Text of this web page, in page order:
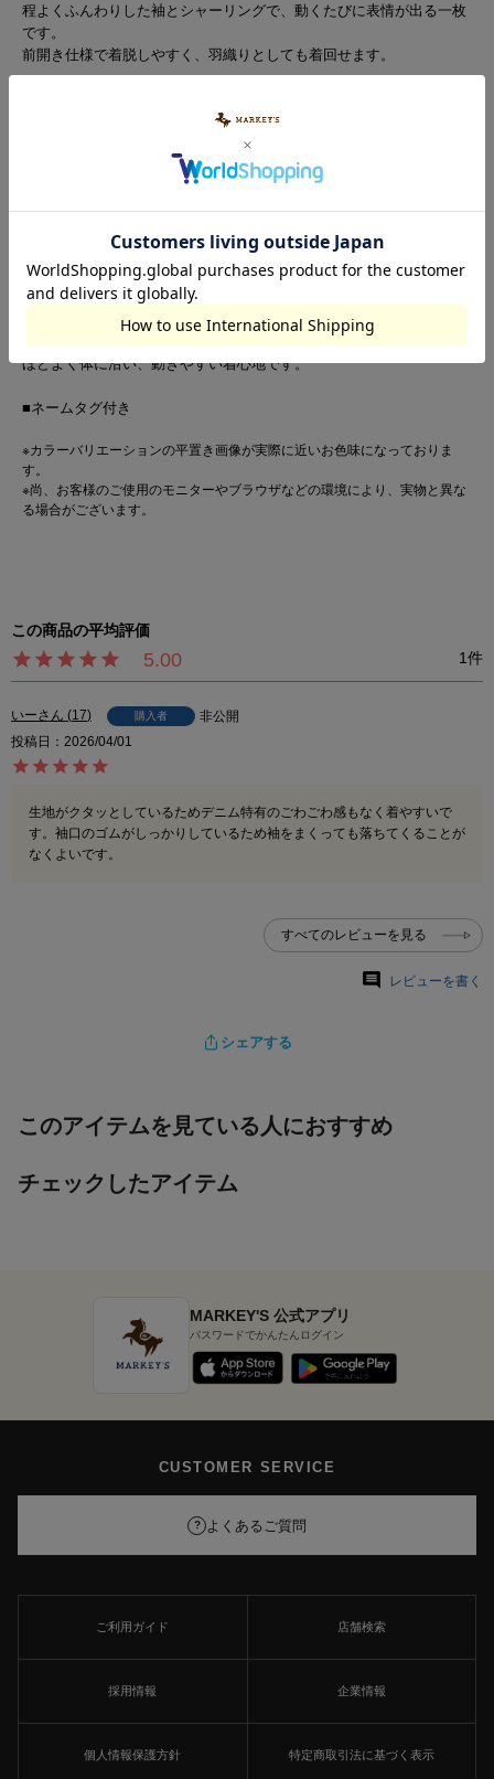
程よくふんわりした袖とシャーリングで、動くたびに表情が出る一枚
です。
前開き仕様で着脱しやすく、羽織りとしても着回せます。
デニムパンツで合わせてもポイントが効いて、シンプルになりすぎな
スカートやサロペットのインナーに入れると、レース部分がちらっと
見えて程よいアクセントになります。
季節に合わせてロンTやタートルを重ねれば、ロングシーズン活躍し
親子お揃いコーデもお楽しみいただけます。
○生地感
綿100%のデニム生地でやわらかな肌触り。
薄手で軽く、さらっと着られます。
ほどよく体に沿い、動きやすい着心地です。
■ネームタグ付き
※カラーバリエーションの平置き画像が実際に近いお色味になっておりま
す。
※尚、お客様のご使用のモニターやブラウザなどの環境により、実物と異な
る場合がございます。
5.00 1
いー 17 購入者
非公開
投稿日
2026/04/01
生地がクタッとしているためデニム特有のごわごわ感もなく着やすいで
す。袖口のゴムがしっかりしているため袖をまくっても落ちてくることが
なくよいです。
すべてのレビューを見る
レビューを書く
シェアする
このアイテムを見ている人におすすめ
チェックしたアイテム
MARKEY'S 公式アプリ
パスワードでかんたんログイン
CUSTOMER SERVICE
? よくあるご質問
ご利用ガイド 店舗検索
採用情報 企業情報
個人情報保護方針 特定商取引法に基づく表示